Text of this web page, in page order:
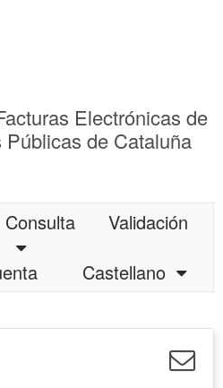
Electrónicas de
de Cataluña
Consulta
Validación
Castellano